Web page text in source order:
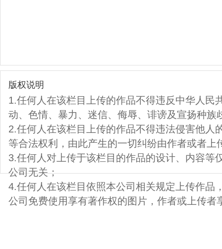
版权说明
1.任何人在该栏目上传的作品不得违反中华人民
动、色情、暴力、迷信、侮辱、诽谤及宣扬种族
2.任何人在该栏目上传的作品不得违法侵害他人
等合法权利，由此产生的一切纠纷由作者或者上
3.任何人对上传于该栏目的作品的设计、内容等
公司无关；
4.任何人在该栏目依照本公司相关规定上传作品
公司免费使用享有著作权的图片，作者或上传者